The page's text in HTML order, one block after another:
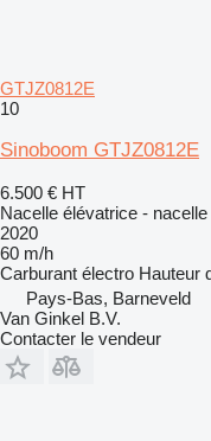
GTJZ0812E
10
Sinoboom GTJZ0812E
6.500 € HT
Nacelle élévatrice -
2020
60 m/h
Carburant électro Hauteur
Pays-Bas, Barneveld
Van Ginkel B.V.
Contacter le vendeur